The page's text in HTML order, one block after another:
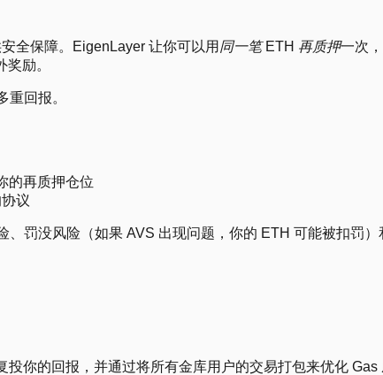
全保障。EigenLayer 让你可以用 同一笔ETH 再质押一次
励。
回报。
的再质押仓位
议
罚没风险（如果 AVS 出现问题，你的 ETH 可能被扣罚
你的回报，并通过将所有金库用户的交易打包来优化 Gas